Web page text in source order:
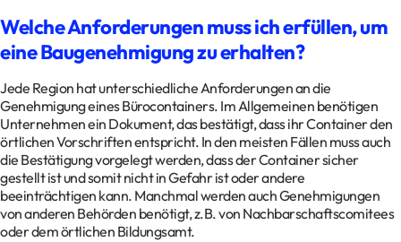
Welche Anforderungen muss ich erfüllen, um
eine Baugenehmigung zu erhalten?
Jede Region hat unterschiedliche Anforderungen an die
Genehmigung eines Bürocontainers. Im Allgemeinen benötigen
Unternehmen ein Dokument, das bestätigt, dass ihr Container den
örtlichen Vorschriften entspricht. In den meisten Fällen muss auch
die Bestätigung vorgelegt werden, dass der Container sicher
gestellt ist und somit nicht in Gefahr ist oder andere
beeinträchtigen kann. Manchmal werden auch Genehmigungen
von anderen Behörden benötigt, z.B. von Nachbarschaftscomitees
oder dem örtlichen Bildungsamt.